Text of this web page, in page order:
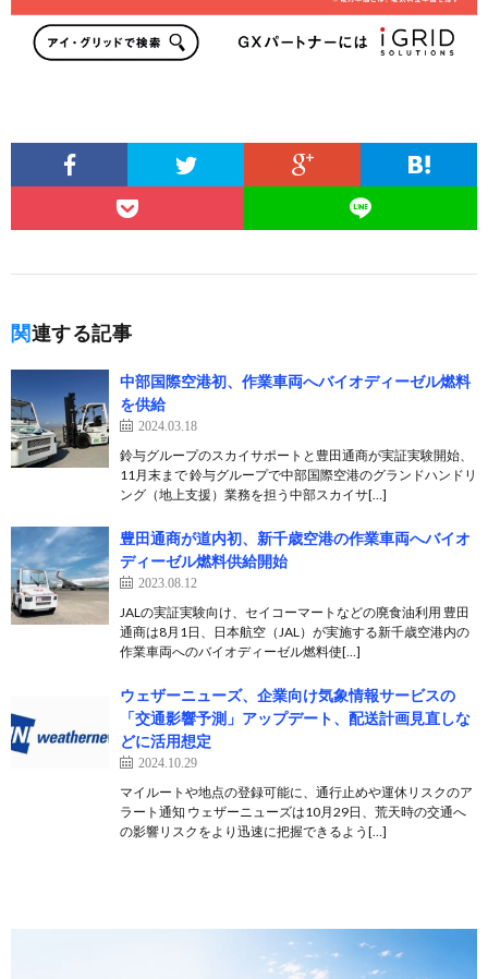
関連する記事
中部国際空港初、作業車両へバイオディーゼル燃料
を供給
2024.03.18
鈴与グループのスカイサポートと豊田通商が実証実験開始、
11月末まで 鈴与グループで中部国際空港のグランドハンドリ
ング（地上支援）業務を担う中部スカイサ[…]
豊田通商が道内初、新千歳空港の作業車両へバイオ
ディーゼル燃料供給開始
2023.08.12
JALの実証実験向け、セイコーマートなどの廃食油利用 豊田
通商は8月1日、日本航空（JAL）が実施する新千歳空港内の
作業車両へのバイオディーゼル燃料使[…]
ウェザーニューズ、企業向け気象情報サービスの
「交通影響予測」アップデート、配送計画見直しな
どに活用想定
2024.10.29
マイルートや地点の登録可能に、通行止めや運休リスクのア
ラート通知 ウェザーニューズは10月29日、荒天時の交通へ
の影響リスクをより迅速に把握できるよう[…]